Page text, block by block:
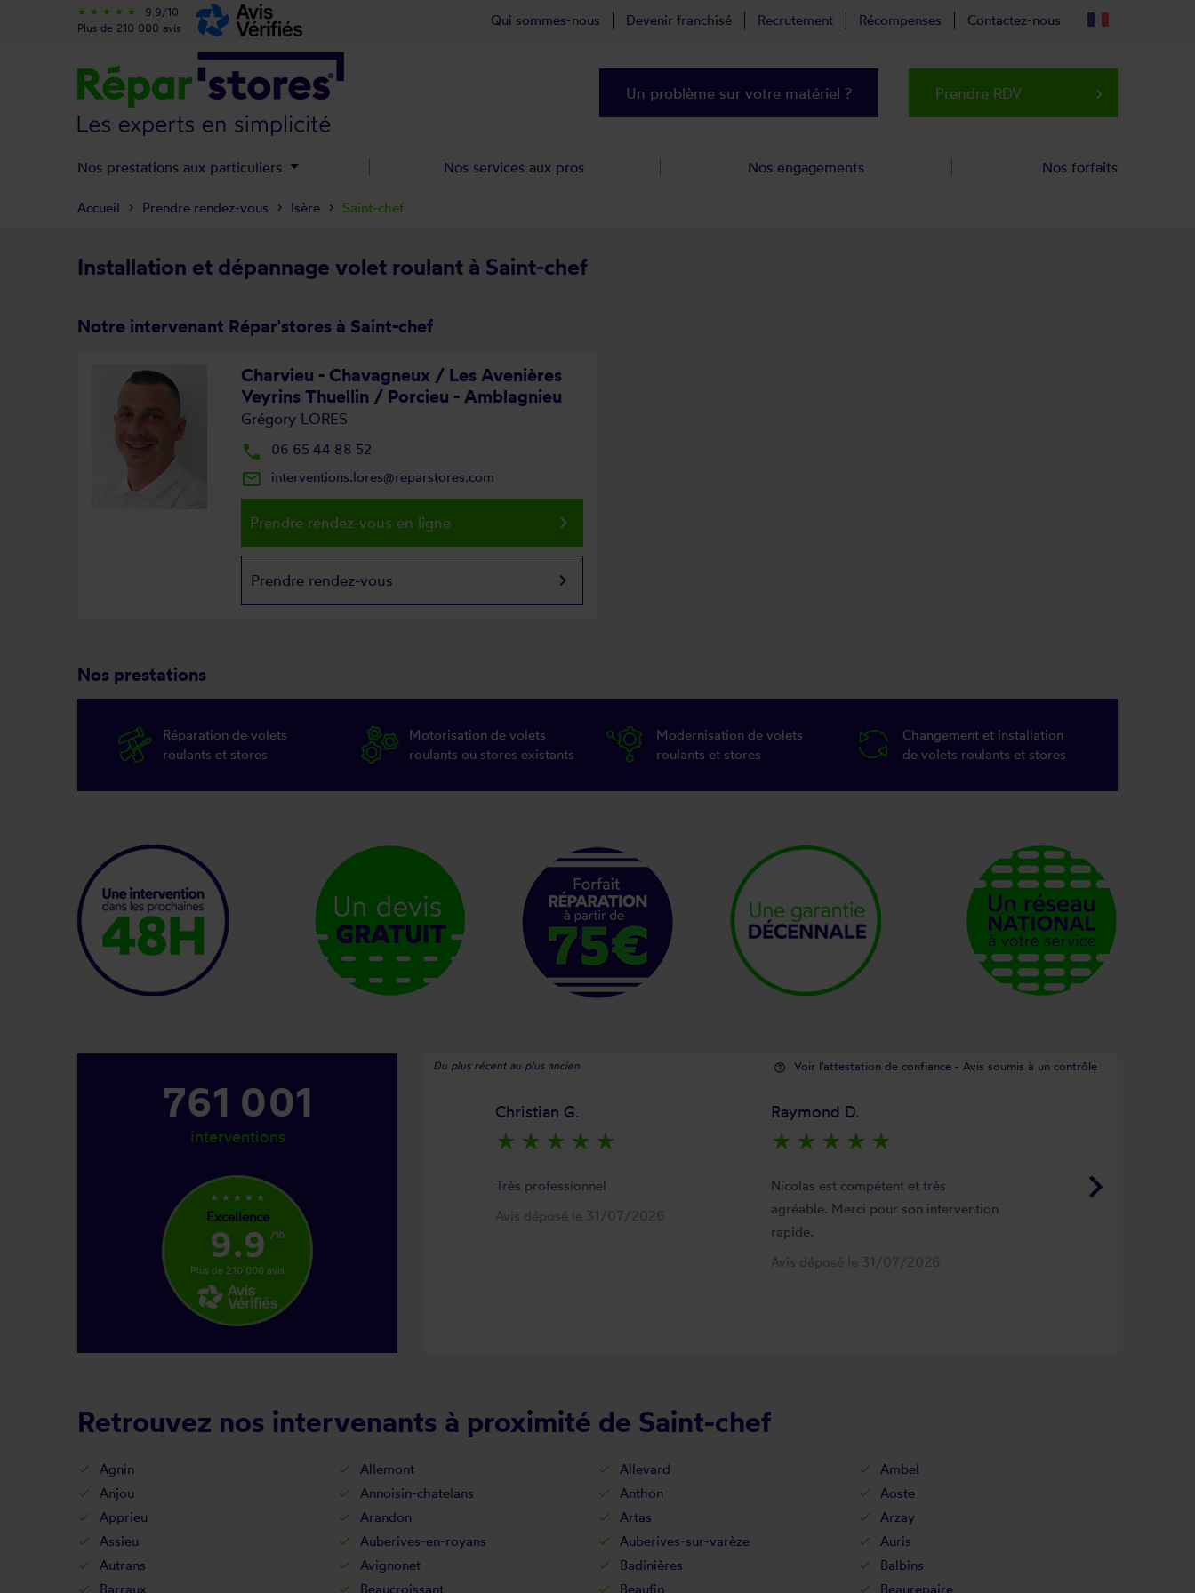
Installation et dépannage volet roulant à Saint-chef
Notre intervenant Répar'stores à Saint-chef
Charvieu - Chavagneux / Les Avenières
Veyrins Thuellin / Porcieu - Amblagnieu
Grégory LORES
local_phone 06 65 44 88 52
mail_outline interventions.lores@reparstores.com
Prendre rendez-vous en ligne keyboard_arrow_right
Prendre rendez-vous keyboard_arrow_right
Nos prestations
Réparation de volets
roulants et stores
Motorisation de volets
roulants ou stores existants
Modernisation de volets
roulants et stores
Changement et installation
de volets roulants et stores
883 001
interventions
star_rate star_rate star_rate star_rate star_rate
Excellence
9.9 /10
Plus de 210 000 avis
Du plus récent au plus ancien help_outline Voir l'attestation de confiance - Avis soumis à un contrôle
keyboard_arrow_right
Christian G.
star_rate star_rate star_rate star_rate star_rate
Très professionnel
Avis déposé le 31/07/2026
Raymond D.
star_rate star_rate star_rate star_rate star_rate
Nicolas est compétent et très
agréable. Merci pour son intervention
rapide.
Avis déposé le 31/07/2026
Retrouvez nos intervenants à proximité de Saint-chef
Agnin Allemont Allevard
Ambel
Anjou
Annoisin-chatelans Anthon
Aoste
Apprieu
Arandon Artas
Arzay
Assieu
Auberives-en-royans Auberives-sur-varèze
Auris
Autrans
Avignonet Badinières
Balbins
Barraux
Beaucroissant Beaufin
Beaurepaire
Accueil Prendre rendez-vous Isère Saint-chef
star_rate star_rate star_rate star_rate star_rate
9.9/10
Plus de 210 000 avis
Qui sommes-nous Devenir franchisé Recrutement Récompenses Contactez-nous
Un problème sur votre matériel ? Prendre RDV keyboard_arrow_right
Nos prestations aux particuliers Nos services aux pros Nos engagements Nos forfaits